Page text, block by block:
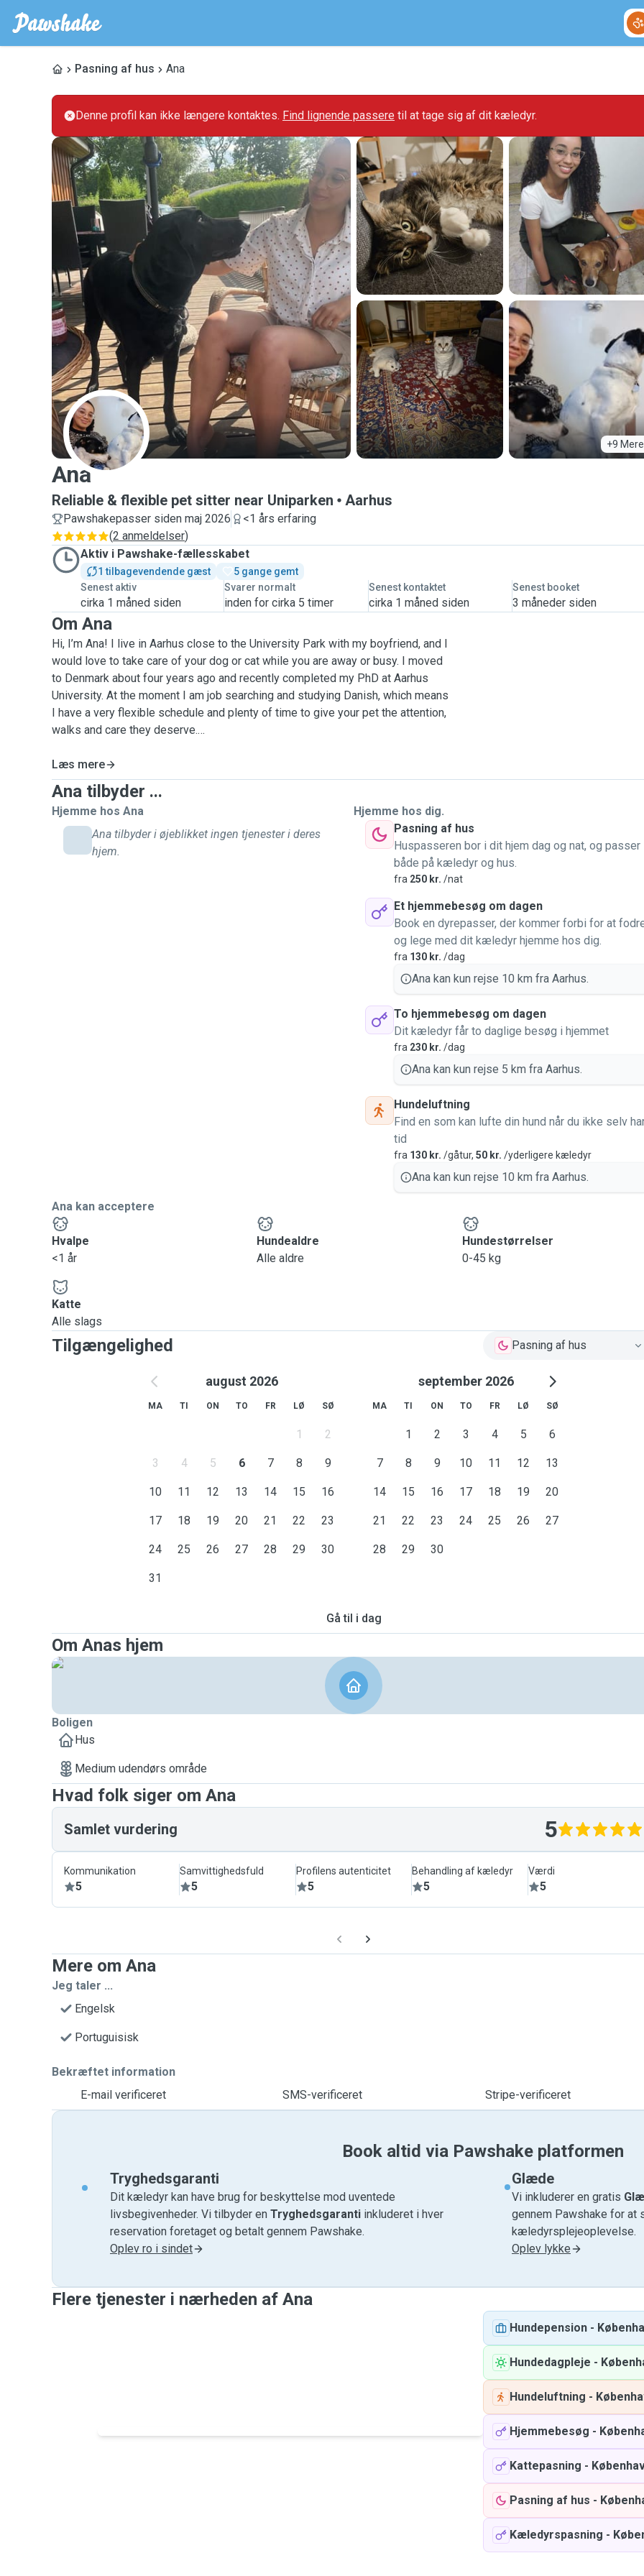
Pasning af hus Ana
Denne profil kan ikke længere kontaktes. Find lignende passere til at tage sig af dit kæledyr.
+9 Mere
A
Ana
Reliable & flexible pet sitter near Uniparken Aarhus
Pawshakepasser siden maj 2026
<1 års erfaring
(2 anmeldelser)
Aktiv i Pawshake-fællesskabet
1 tilbagevendende gæst
5 gange gemt
Senest aktiv
cirka 1 måned siden
Svarer normalt
inden for cirka 5 timer
Senest kontaktet
cirka 1 måned siden
Senest booket
3 måneder siden
Om Ana
Hi, I’m Ana! I live in Aarhus close to the University Park with my boyfriend, and I
would love to take care of your dog or cat while you are away or busy. I moved
to Denmark about four years ago and recently completed my PhD at Aarhus
University. At the moment I am job searching and studying Danish, which means
I have a very flexible schedule and plenty of time to give your pet the attention,
walks and care they deserve.
I grew up surrounded by animals. My family in Brazil has always had dogs, and
my mum currently has seven of them, so caring for dogs of different sizes,
personalities and energy levels feels completely natural to me. I truly miss
having dogs around and love spending time walking, playing and simply being in
their company.
I am patient, calm and very attentive to routines, whether it is feeding times,
medication, or special needs. I enjoy long walks, especially around the
University Park and nearby green areas, and I always adapt to what each pet
feels comfortable with. I will treat your pet as if they were my own. 🐾
Læs mere
Ana tilbyder ...
Hjemme hos Ana
Ana tilbyder i øjeblikket ingen tjenester i deres
hjem.
Hjemme hos dig.
Pasning af hus
Huspasseren bor i dit hjem dag og nat, og passer
både på kæledyr og hus.
fra 250 kr. /nat
Et hjemmebesøg om dagen
Book en dyrepasser, der kommer forbi for at
og lege med dit kæledyr hjemme hos dig.
fra 130 kr. /dag
Ana kan kun rejse 10 km fra Aarhus.
To hjemmebesøg om dagen
Dit kæledyr får to daglige besøg i hjemmet
fra 230 kr. /dag
Ana kan kun rejse 5 km fra Aarhus.
Hundeluftning
Find en som kan lufte din hund når du ikke selv
tid
fra 130 kr. /gåtur, 50 kr. /yderligere kæledyr
Ana kan kun rejse 10 km fra Aarhus.
Ana kan acceptere
Hvalpe
<1 år
Hundealdre
Alle aldre
Hundestørrelser
0-45 kg
Katte
Alle slags
Tilgængelighed Pasning af hus
august 2026
MA TI ON TO FR LØ SØ
1 2
3 4 5 6 7 8 9
10 11 12 13 14 15 16
17 18 19 20 21 22 23
24 25 26 27 28 29 30
31
september 2026
MA TI ON TO FR LØ SØ
1 2 3 4 5 6
7 8 9 10 11 12 13
14 15 16 17 18 19 20
21 22 23 24 25 26 27
28 29 30
Gå til i dag
Om Anas hjem
Boligen
Hus
Medium udendørs område
Hvad folk siger om Ana
Samlet vurdering 5
Kommunikation
5
Samvittighedsfuld
5
Profilens autenticitet
5
Behandling af kæledyr
5
Værdi
5
Mere om Ana
Jeg taler ...
Engelsk
Portuguisisk
Bekræftet information
E-mail verificeret
SMS-verificeret Stripe-verificeret
Book altid via Pawshake platformen
Tryghedsgaranti
Dit kæledyr kan have brug for beskyttelse mod uventede
livsbegivenheder. Vi tilbyder en Tryghedsgaranti inkluderet i hver
reservation foretaget og betalt gennem Pawshake.
Oplev ro i sindet
Glæde
Vi inkluderer en gratis
gennem Pawshake for at
kæledyrsplejeoplevelse.
Oplev lykke
Flere tjenester i nærheden af ​​Ana
Hundepension -
Hundedagpleje -
Hundeluftning -
Hjemmebesøg -
Kattepasning -
Pasning af hus -
Kæledyrspasning -